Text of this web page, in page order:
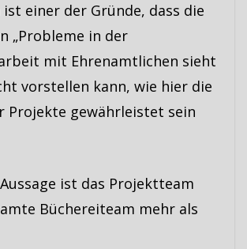
einer der Gründe, dass die
„Probleme in der
mit Ehrenamtlichen sieht
vorstellen kann, wie hier die
Projekte gewährleistet sein
ist das Projektteam
Büchereiteam mehr als